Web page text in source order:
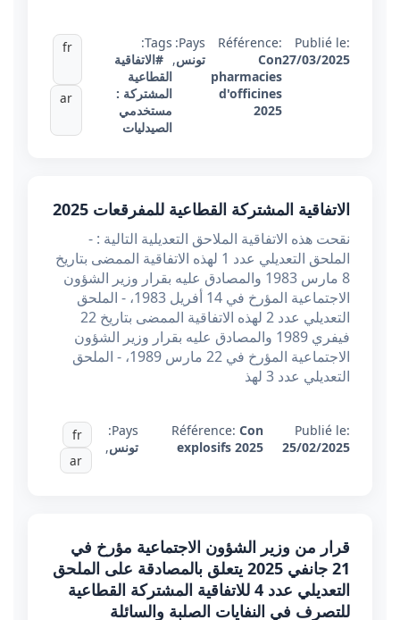
Publié le:
27/03/2025
Référence:
Con
pharmacies
d'officines
2025
Pays:
تونس,
Tags:
#الاتفاقية
القطاعية
المشتركة :
مستخدمي
الصيدليات
fr
ar
الاتفاقية المشتركة القطاعية للمفرقعات 2025
نقحت هذه الاتفاقية الملاحق التعديلية التالية : -
الملحق التعديلي عدد 1 لهذه الاتفاقية الممضى بتاريخ
8 مارس 1983 والمصادق عليه بقرار وزير الشؤون
الاجتماعية المؤرخ في 14 أفريل 1983، - الملحق
التعديلي عدد 2 لهذه الاتفاقية الممضى بتاريخ 22
فيفري 1989 والمصادق عليه بقرار وزير الشؤون
الاجتماعية المؤرخ في 22 مارس 1989، - الملحق
التعديلي عدد 3 لهذ
Publié le:
25/02/2025
Référence: Con
explosifs 2025
Pays:
تونس,
fr
ar
قرار من وزير الشؤون الاجتماعية مؤرخ في
21 جانفي 2025 يتعلق بالمصادقة على الملحق
التعديلي عدد 4 للاتفاقية المشتركة القطاعية
للتصرف في النفايات الصلبة والسائلة